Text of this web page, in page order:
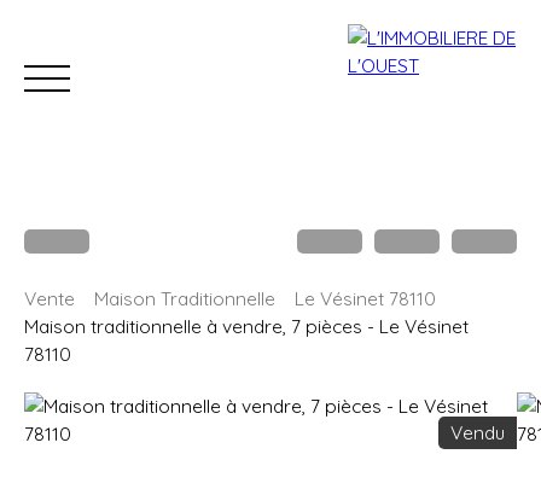
Estimation
Vente Maison Traditionnelle
Le Vésinet 78110
Maison traditionnelle à vendre, 7 pièces - Le Vésinet
78110
Vendu